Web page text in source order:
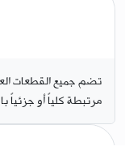
تضم جميع القطعات
مرتبطة كلياً أو جزئياً